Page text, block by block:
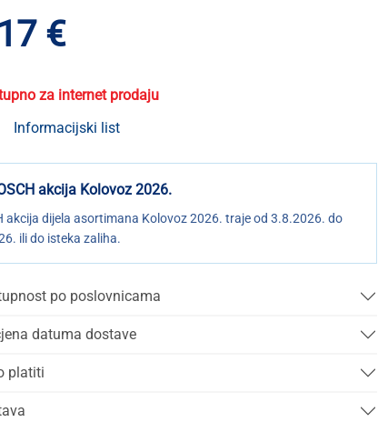
€
za internet prodaju
Informacijski list
akcija Kolovoz 2026.
akcija dijela asortimana Kolovoz 2026. traje od 3.8.2026. do
ili do isteka zaliha.
po poslovnicama
datuma dostave
platiti